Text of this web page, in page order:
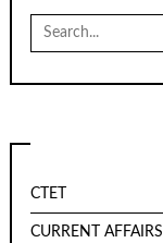
Search
for:
CTET
CURRENT AFFAIRS